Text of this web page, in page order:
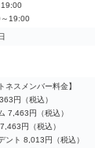
～19:00
ネスメンバー料金】
円（税込）
7,463円（税込）
円（税込）
ント 8,013円（税込）